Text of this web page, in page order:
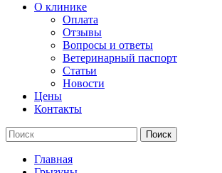
О клинике
Оплата
Отзывы
Вопросы и ответы
Ветеринарный паспорт
Статьи
Новости
Цены
Контакты
Главная